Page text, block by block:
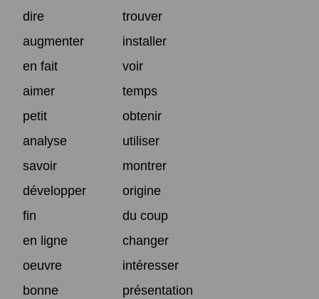
dire
trouver
augmenter
installer
en fait
voir
aimer
temps
petit
obtenir
analyse
utiliser
savoir
montrer
développer
origine
fin
du coup
en ligne
changer
oeuvre
intéresser
bonne
présentation